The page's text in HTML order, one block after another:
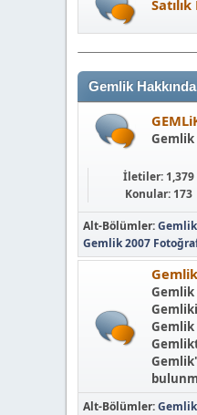
Gemlik
Gemlik
İletiler: 1,379
Konular: 173
Alt-Bölümler
Gemlik 2007
Gemlik
Gemlik
Alt-Bölümler